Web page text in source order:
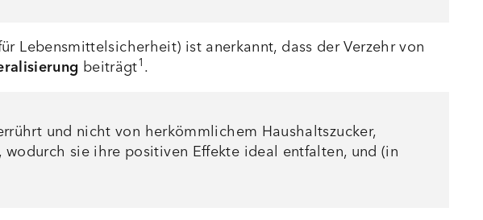
Lebensmittelsicherheit) ist anerkannt, dass der Verzehr von
beiträgt1.
und nicht von herkömmlichem Haushaltszucker,
sie ihre positiven Effekte ideal entfalten, und (in